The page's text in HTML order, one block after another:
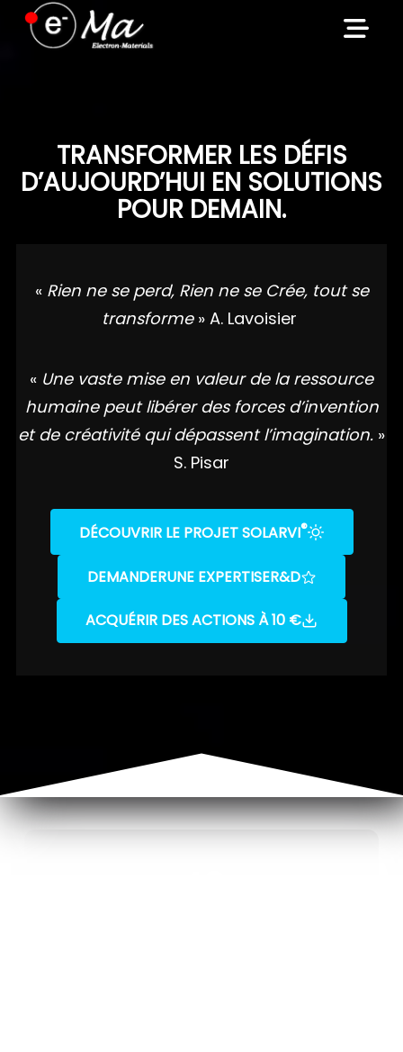
Skip
TRANSFORMER LES DÉFIS
D’AUJOURD’HUI EN SOLUTIONS
POUR DEMAIN.
« Rien ne se perd, Rien ne se Crée, tout se
transforme » A. Lavoisier
« Une vaste mise en valeur de la ressource
humaine peut libérer des forces d’invention
et de créativité qui dépassent l’imagination. »
S. Pisar
DÉCOUVRIR LE PROJET SOLARVI®
DEMANDERUNE EXPERTISER&D
ACQUÉRIR DES ACTIONS À 10 €